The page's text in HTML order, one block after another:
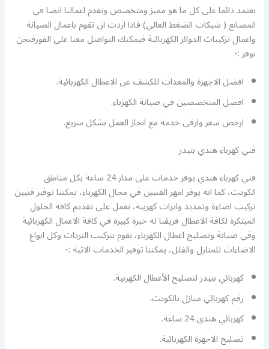
نعتمد دائما على كل ما هو مميز ومتخصص ونقدم اعمالنا ايضا في
المصانع ( شبكات الضغط العالي) فاذا اردت ان تقوم باعمال الصيانة
واعمال تركيبات الدوائر الكهربائية فيمكنك التواصل معنا على الفورفنحن
نوفر :-
افضل الاجهزة والمعدات للكشف عن الاعطال الكهربائية.
افضل المتخصصين في صيانة الكهرباء.
ارخص سعر وارقى خدمة مع انجاز العمل بشكل سريع.
فني كهرباء هندي بنيدر
فني كهرباء هندي يوفر خدمات على مدار 24 ساعة بكل مناطق
الكويت، كما انه يوفر امهر الفنيين في مجال الكهرباء، يمكننا توفير فنيين
تركيب اضاءة وتمديد وايرات كهربية، نعمل على تقديم كافة الحلول
المبتكرة لكافة الاعطال فريقنا له خبرة كبيرة في كافة الاعمال الكهربائية
وفي صيانة وتصليح اعطال الكهرباء، نقوم بتركيب الثريات وكل انواع
الاضاءات للمنازل والفلل، يمكننا توفير الخدمات الاتية :-
كهربائي بنيدر لتصليح الأعطال الكهربية.
رقم كهربائي منازل بالكويت.
كهربائي هندي 24 ساعة.
تصليح الاجهزة الكهربائية.